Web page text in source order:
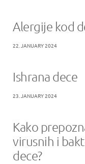
Alergije kod
22. JANUARY 2024
Ishrana dece
23. JANUARY 2024
Kako
virusnih i
dece?